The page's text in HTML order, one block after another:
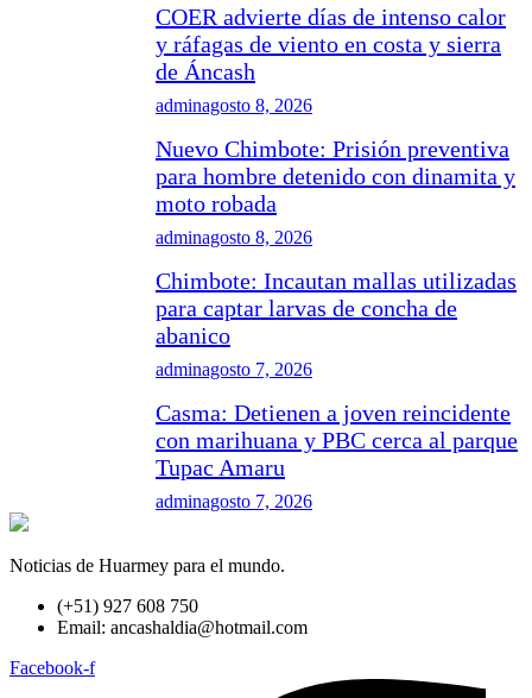
COER advierte días de intenso calor
y ráfagas de viento en costa y sierra
de Áncash
adminagosto 8, 2026
Nuevo Chimbote: Prisión preventiva
para hombre detenido con dinamita y
moto robada
adminagosto 8, 2026
Chimbote: Incautan mallas utilizadas
para captar larvas de concha de
abanico
adminagosto 7, 2026
Casma: Detienen a joven reincidente
con marihuana y PBC cerca al parque
Tupac Amaru
adminagosto 7, 2026
Noticias de Huarmey para el mundo.
(+51) 927 608 750
Email: ancashaldia@hotmail.com
Facebook-f